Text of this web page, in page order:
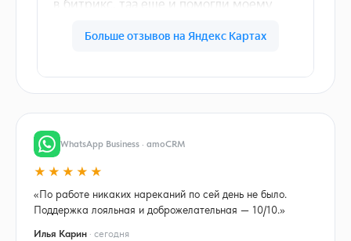
WhatsApp Business · amoCRM
★★★★★
«По работе никаких нареканий по сей день не было.
Поддержка лояльная и доброжелательная — 10/10.»
Илья Карин · сегодня